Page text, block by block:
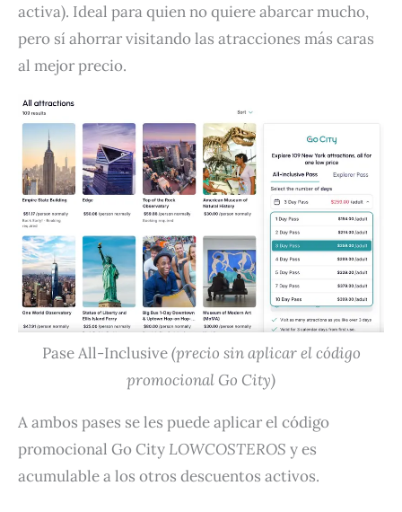
activa). Ideal para quien no quiere abarcar mucho,
pero sí ahorrar visitando las atracciones más caras
al mejor precio.
Pase All-Inclusive(precio sin aplicar el código
promocional Go City)
A ambos pases se les puede aplicar el código
promocional Go City LOWCOSTEROS y es
acumulable a los otros descuentos activos.